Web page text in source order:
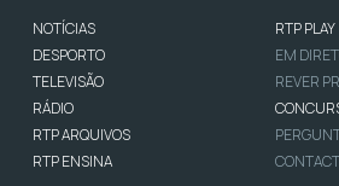
NOTÍCIAS
DESPORTO
TELEVISÃO
RÁDIO
RTP ARQUIVOS
RTP ENSINA
RTP PLAY
EM
REVER